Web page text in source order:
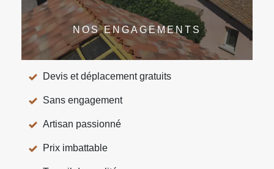
NOS ENGAGEMENTS
Devis et déplacement gratuits
Sans engagement
Artisan passionné
Prix imbattable